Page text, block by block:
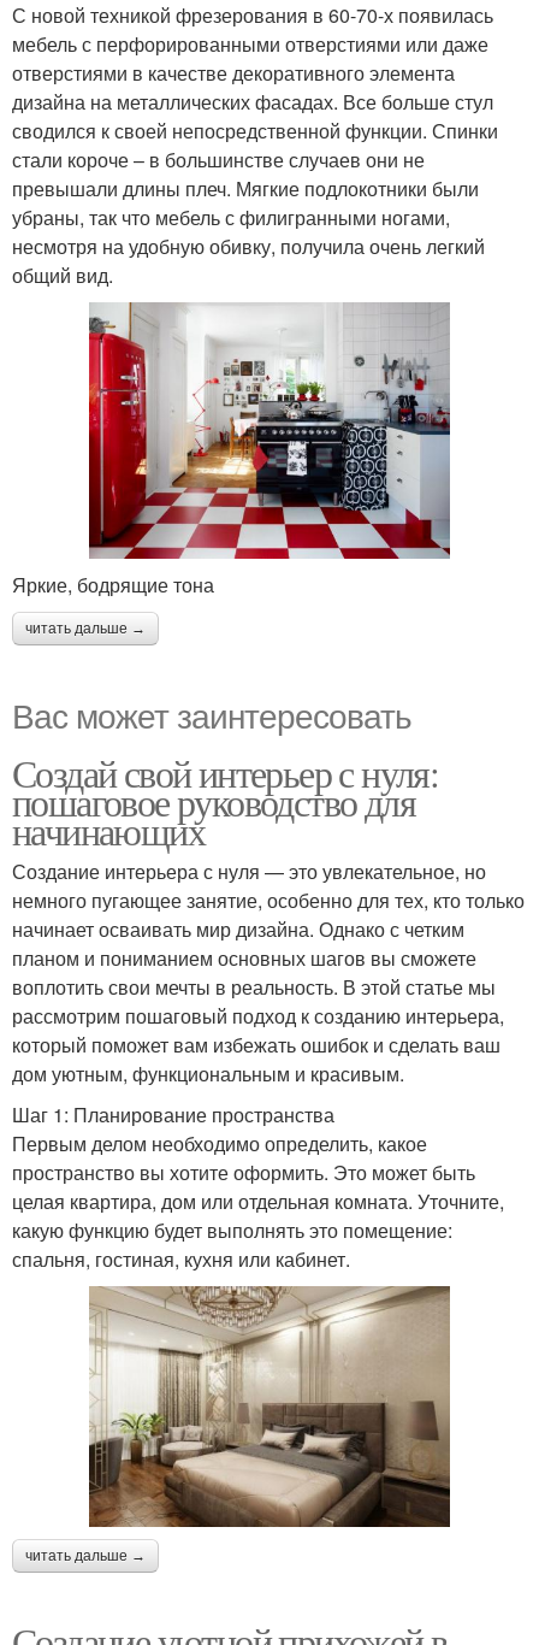
С новой техникой фрезерования в 60-70-х появилась
мебель с перфорированными отверстиями или даже
отверстиями в качестве декоративного элемента
дизайна на металлических фасадах. Все больше стул
сводился к своей непосредственной функции. Спинки
стали короче – в большинстве случаев они не
превышали длины плеч. Мягкие подлокотники были
убраны, так что мебель с филигранными ногами,
несмотря на удобную обивку, получила очень легкий
общий вид.
Яркие, бодрящие тона
читать дальше →
Вас может заинтересовать
Создай свой интерьер с нуля:
пошаговое руководство для
начинающих
Создание интерьера с нуля — это увлекательное, но
немного пугающее занятие, особенно для тех, кто только
начинает осваивать мир дизайна. Однако с четким
планом и пониманием основных шагов вы сможете
воплотить свои мечты в реальность. В этой статье мы
рассмотрим пошаговый подход к созданию интерьера,
который поможет вам избежать ошибок и сделать ваш
дом уютным, функциональным и красивым.
Шаг 1: Планирование пространства
Первым делом необходимо определить, какое
пространство вы хотите оформить. Это может быть
целая квартира, дом или отдельная комната. Уточните,
какую функцию будет выполнять это помещение:
спальня, гостиная, кухня или кабинет.
читать дальше →